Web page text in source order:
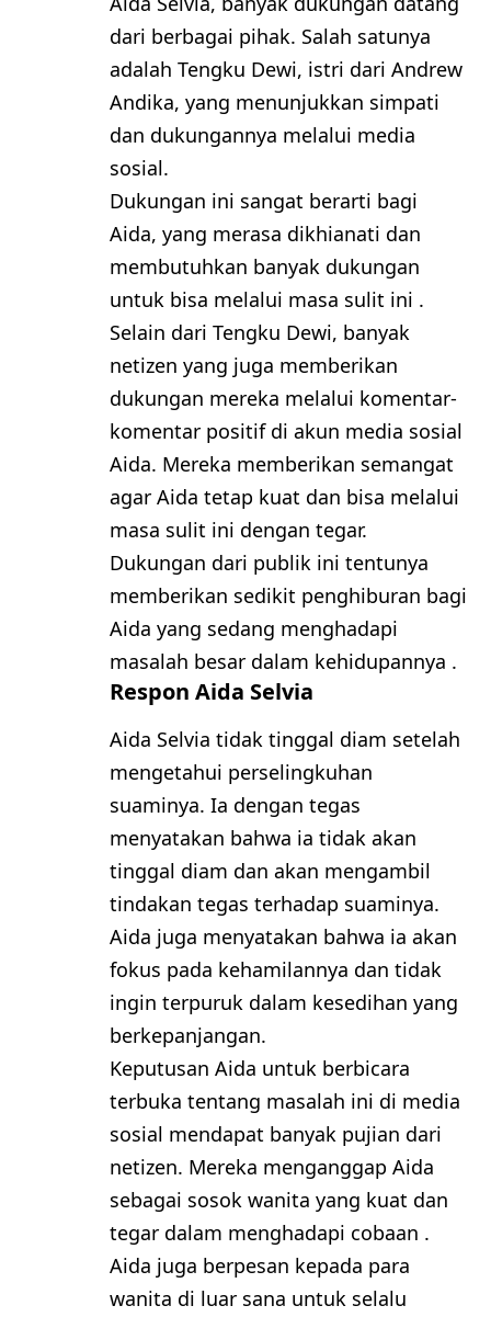
dari berbagai pihak. Salah satunya
adalah Tengku Dewi, istri dari Andrew
Andika, yang menunjukkan simpati
dan dukungannya melalui media
sosial.
Dukungan ini sangat berarti bagi
Aida, yang merasa dikhianati dan
membutuhkan banyak dukungan
untuk bisa melalui masa sulit ini .
Selain dari Tengku Dewi, banyak
netizen yang juga memberikan
dukungan mereka melalui komentar-
komentar positif di akun media sosial
Aida. Mereka memberikan semangat
agar Aida tetap kuat dan bisa melalui
masa sulit ini dengan tegar.
Dukungan dari publik ini tentunya
memberikan sedikit penghiburan bagi
Aida yang sedang menghadapi
masalah besar dalam kehidupannya .
Respon Aida Selvia
Aida Selvia tidak tinggal diam setelah
mengetahui perselingkuhan
suaminya. Ia dengan tegas
menyatakan bahwa ia tidak akan
tinggal diam dan akan mengambil
tindakan tegas terhadap suaminya.
Aida juga menyatakan bahwa ia akan
fokus pada kehamilannya dan tidak
ingin terpuruk dalam kesedihan yang
berkepanjangan.
Keputusan Aida untuk berbicara
terbuka tentang masalah ini di media
sosial mendapat banyak pujian dari
netizen. Mereka menganggap Aida
sebagai sosok wanita yang kuat dan
tegar dalam menghadapi cobaan .
Aida juga berpesan kepada para
wanita di luar sana untuk selalu